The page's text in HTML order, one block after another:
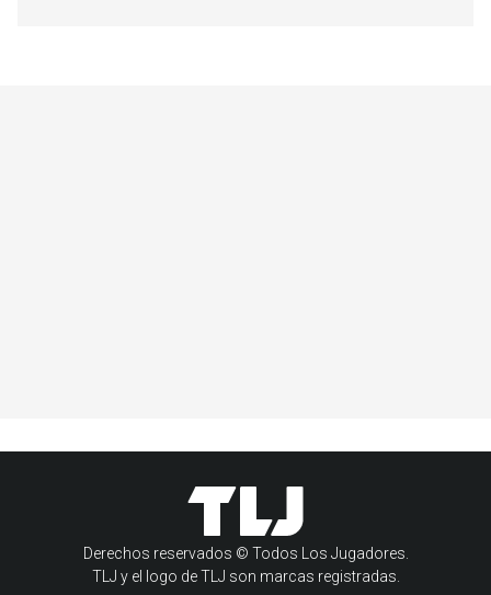
Derechos reservados © Todos Los Jugadores.
TLJ y el logo de TLJ son marcas registradas.